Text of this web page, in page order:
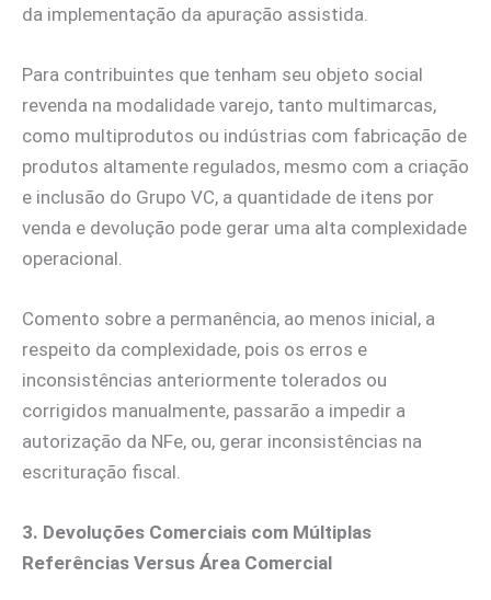
da implementação da apuração assistida.
Para contribuintes que tenham seu objeto social
revenda na modalidade varejo, tanto multimarcas,
como multiprodutos ou indústrias com fabricação de
produtos altamente regulados, mesmo com a criação
e inclusão do Grupo VC, a quantidade de itens por
venda e devolução pode gerar uma alta complexidade
operacional.
Comento sobre a permanência, ao menos inicial, a
respeito da complexidade, pois os erros e
inconsistências anteriormente tolerados ou
corrigidos manualmente, passarão a impedir a
autorização da NFe, ou, gerar inconsistências na
escrituração fiscal.
3. Devoluções Comerciais com Múltiplas
Referências Versus Área Comercial